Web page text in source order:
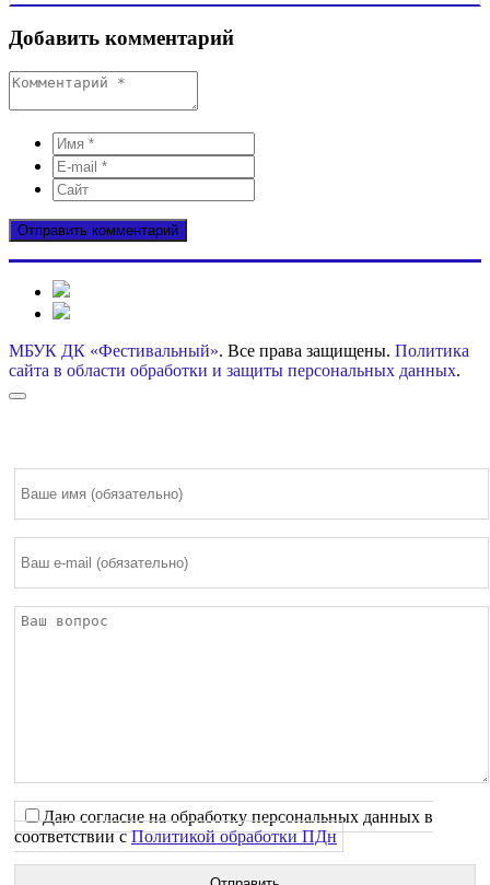
Добавить комментарий
МБУК ДК «Фестивальный». Все права защищены. Политика
сайта в области обработки и защиты персональных данных.
Даю согласие на обработку персональных данных в
соответствии сПолитикой обработки ПДн